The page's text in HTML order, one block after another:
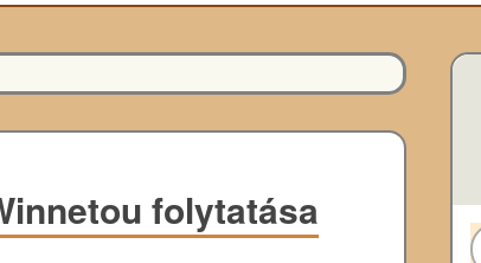
folytatása